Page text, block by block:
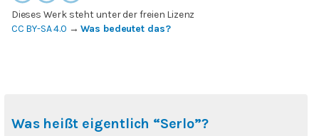
Dieses Werk steht unter der freien Lizenz
CC BY-SA 4.0 →Was bedeutet das?
Was heißt eigentlich “Serlo”?